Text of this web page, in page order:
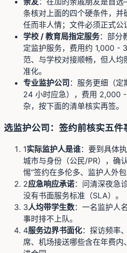
条核对上面的四个硬条件，
任而非人情；文件必须正式公
学校 / 教育局指定服务：部分
定监护服务，费用约 1,000 -
范、与学校对接顺畅，但人
准化。
专业监护公司 ：服务更细（定
24 小时应急），费用 2,000
杂，按下面的清单核实再签。
选监护公司：签约前核实五件
1实际监护人是谁：要到具体
城市与身份（公民/PR），
惕“签约在多伦多、监护人外包
2应急响应承诺：问清深夜急
没有书面服务标准（SLA）。
3人均带学生数：一名监护人
事时排不上队。
4服务边界书面化：探访频率
席、机场接送哪些含在年费